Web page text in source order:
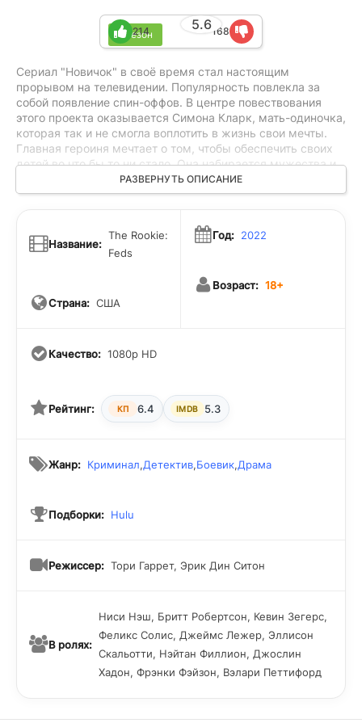
1 сезон
5.6
214 168
Сериал "Новичок" в своё время стал настоящим
прорывом на телевидении. Популярность повлекла за
собой появление спин-оффов. В центре повествования
этого проекта оказывается Симона Кларк, мать-одиночка,
которая так и не смогла воплотить в жизнь свои мечты.
Главная героиня мечтает о том, чтобы обеспечить своих
детей во что бы то ни стало. Она набирается мужества и
силы воли и поступает в академию Федерального Бюро
Расследований. Здесь ей предстоит столкнуться с не
самодостаточными конкурентками, которые не упустят
своей возможности...
РАЗВЕРНУТЬ ОПИСАНИЕ
Название:
The Rookie:
Feds
Страна: США
Год: 2022
Возраст: 18+
Качество: 1080p HD
Рейтинг: КП 6.4 IMDB 5.3
Жанр: Криминал,Детектив,Боевик,Драма
Подборки: Hulu
Режиссер: Тори Гаррет, Эрик Дин Ситон
В ролях:
Ниси Нэш, Бритт Робертсон, Кевин Зегерс,
Феликс Солис, Джеймс Лежер, Эллисон
Скальотти, Нэйтан Филлион, Джослин
Хадон, Фрэнки Фэйзон, Вэлари Петтифорд